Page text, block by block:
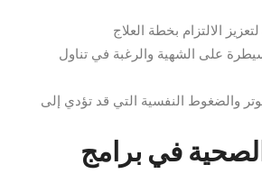
الالتزام بخطة العلاج
على الشهية والرغبة في تناول
والضغوط النفسية التي قد تؤدي إلى
في برامج